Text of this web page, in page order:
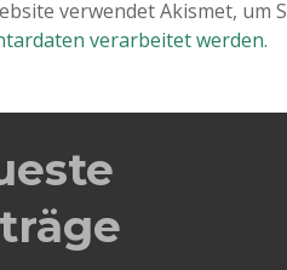
verwendet Akismet, um
verarbeitet werden.